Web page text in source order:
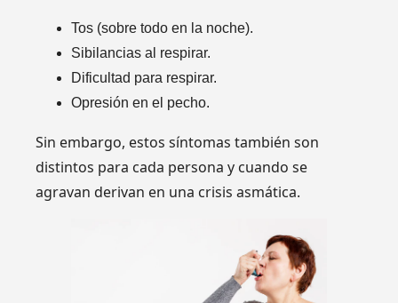
Tos (sobre todo en la noche).
Sibilancias al respirar.
Dificultad para respirar.
Opresión en el pecho.
Sin embargo, estos síntomas también son
distintos para cada persona y cuando se
agravan derivan en una crisis asmática.